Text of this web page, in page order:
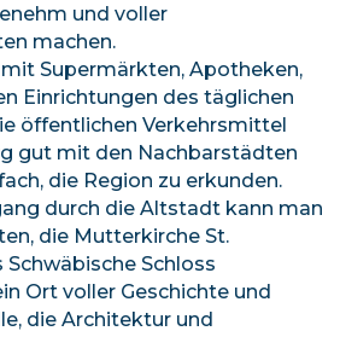
und voller
machen.
Supermärkten, Apotheken,
Einrichtungen des täglichen
öffentlichen Verkehrsmittel
gut mit den Nachbarstädten
die Region zu erkunden.
durch die Altstadt kann man
die Mutterkirche St.
Schloss
Ort voller Geschichte und
die Architektur und